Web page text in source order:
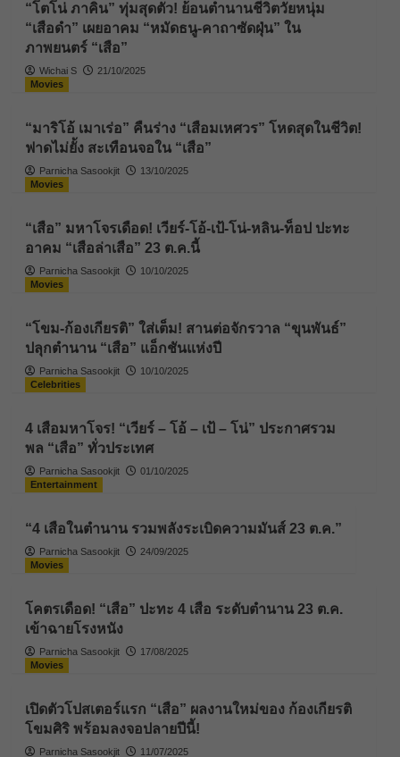
“โตโน่ ภาคิน” ทุ่มสุดตัว! ย้อนตำนานชีวิตวัยหนุ่ม
“เสือดำ” เผยอาคม “หมัดธนู-คาถาซัดฝุ่น” ใน
ภาพยนตร์ “เสือ”
Wichai S
21/10/2025
Movies
“มาริโอ้ เมาเร่อ” คืนร่าง “เสือมเหศวร” โหดสุดในชีวิต!
ฟาดไม่ยั้ง สะเทือนจอใน “เสือ”
Parnicha Sasookjit
13/10/2025
Movies
“เสือ” มหาโจรเดือด! เวียร์-โอ้-เป้-โน่-หลิน-ท็อป ปะทะ
อาคม “เสือล่าเสือ” 23 ต.ค.นี้
Parnicha Sasookjit
10/10/2025
Movies
“โขม-ก้องเกียรติ” ใส่เต็ม! สานต่อจักรวาล “ขุนพันธ์”
ปลุกตำนาน “เสือ” แอ็กชันแห่งปี
Parnicha Sasookjit
10/10/2025
Celebrities
4 เสือมหาโจร! “เวียร์ – โอ้ – เป้ – โน่” ประกาศรวม
พล “เสือ” ทั่วประเทศ
Parnicha Sasookjit
01/10/2025
Entertainment
“4 เสือในตำนาน รวมพลังระเบิดความมันส์ 23 ต.ค.”
Parnicha Sasookjit
24/09/2025
Movies
โคตรเดือด! “เสือ” ปะทะ 4 เสือ ระดับตำนาน 23 ต.ค.
เข้าฉายโรงหนัง
Parnicha Sasookjit
17/08/2025
Movies
เปิดตัวโปสเตอร์แรก “เสือ” ผลงานใหม่ของ ก้องเกียรติ
โขมศิริ พร้อมลงจอปลายปีนี้!
Parnicha Sasookjit 11/07/2025